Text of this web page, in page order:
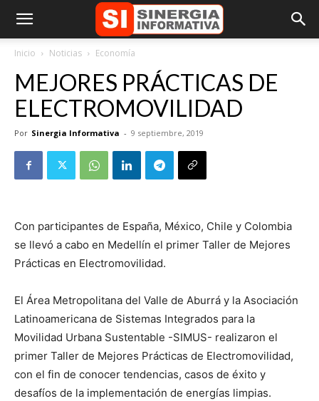
Inicio Noticias Economía
MEJORES PRÁCTICAS DE
ELECTROMOVILIDAD
Por Sinergia Informativa - 9 septiembre, 2019
Con participantes de España, México, Chile y Colombia
se llevó a cabo en Medellín el primer Taller de Mejores
Prácticas en Electromovilidad.
El Área Metropolitana del Valle de Aburrá y la Asociación
Latinoamericana de Sistemas Integrados para la
Movilidad Urbana Sustentable -SIMUS- realizaron el
primer Taller de Mejores Prácticas de Electromovilidad,
con el fin de conocer tendencias, casos de éxito y
desafíos de la implementación de energías limpias.